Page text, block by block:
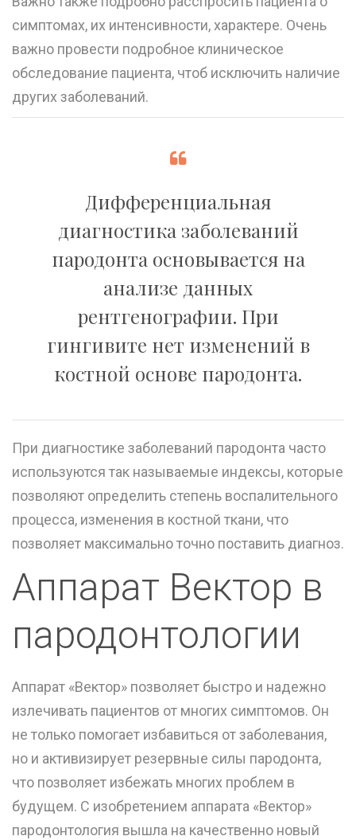
симптомах, их интенсивности, характере. Очень
важно провести подробное клиническое
обследование пациента, чтоб исключить наличие
других заболеваний.
Дифференциальная
диагностика заболеваний
пародонта основывается на
анализе данных
рентгенографии. При
гингивите нет изменений в
костной основе пародонта.
При диагностике заболеваний пародонта часто
используются так называемые индексы, которые
позволяют определить степень воспалительного
процесса, изменения в костной ткани, что
позволяет максимально точно поставить диагноз.
Аппарат Вектор в
пародонтологии
Аппарат «Вектор» позволяет быстро и надежно
излечивать пациентов от многих симптомов. Он
не только помогает избавиться от заболевания,
но и активизирует резервные силы пародонта,
что позволяет избежать многих проблем в
будущем. С изобретением аппарата «Вектор»
пародонтология вышла на качественно новый